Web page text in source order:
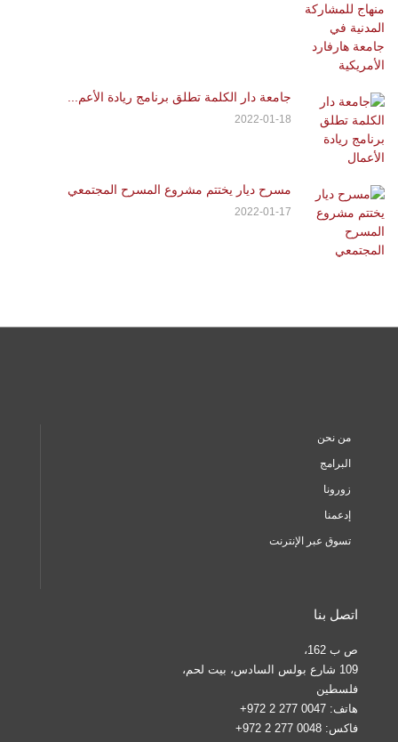
جامعة دار الكلمة تطلق برنامج ريادة الأعم...
2022-01-18
مسرح ديار يختتم مشروع المسرح المجتمعي
2022-01-17
من نحن
البرامج
زورونا
إدعمنا
تسوق عبر الإنترنت
اتصل بنا
ص ب 162،
109 شارع بولس السادس، بيت لحم،
فلسطين
هاتف: 0047 277 2 972+
فاكس: 0048 277 2 972+